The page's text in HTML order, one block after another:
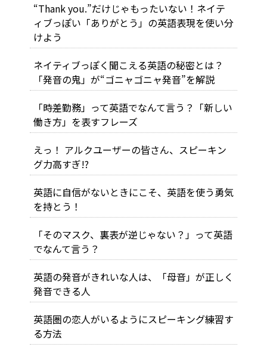
“Thank you.”だけじゃもったいない！ネイテ
ィブっぽい「ありがとう」の英語表現を使い分
けよう
ネイティブっぽく聞こえる英語の秘密とは？
「発音の鬼」が“ゴニャゴニャ発音”を解説
「時差勤務」って英語でなんて言う？「新しい
働き方」を表すフレーズ
えっ！ アルクユーザーの皆さん、スピーキン
グ力高すぎ!?
英語に自信がないときにこそ、英語を使う勇気
を持とう！
「そのマスク、裏表が逆じゃない？」って英語
でなんて言う？
英語の発音がきれいな人は、「母音」が正しく
発音できる人
英語圏の恋人がいるようにスピーキング練習す
る方法